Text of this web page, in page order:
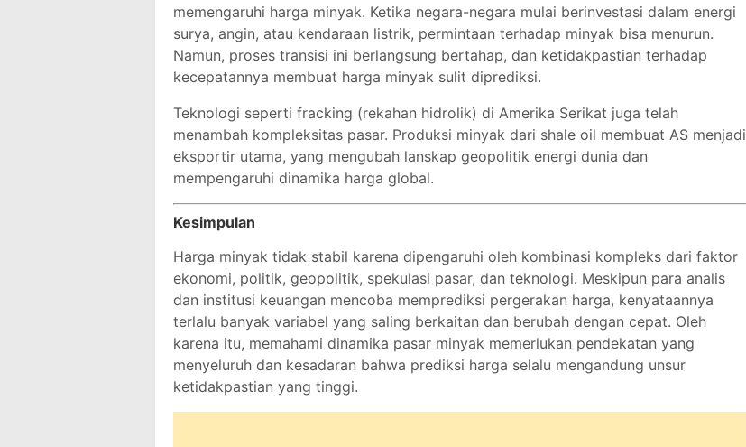
memengaruhi harga minyak. Ketika negara-negara mulai berinvestasi dalam energi
surya, angin, atau kendaraan listrik, permintaan terhadap minyak bisa menurun.
Namun, proses transisi ini berlangsung bertahap, dan ketidakpastian terhadap
kecepatannya membuat harga minyak sulit diprediksi.
Teknologi seperti fracking (rekahan hidrolik) di Amerika Serikat juga telah
menambah kompleksitas pasar. Produksi minyak dari shale oil membuat AS menjadi
eksportir utama, yang mengubah lanskap geopolitik energi dunia dan
mempengaruhi dinamika harga global.
Kesimpulan
Harga minyak tidak stabil karena dipengaruhi oleh kombinasi kompleks dari faktor
ekonomi, politik, geopolitik, spekulasi pasar, dan teknologi. Meskipun para analis
dan institusi keuangan mencoba memprediksi pergerakan harga, kenyataannya
terlalu banyak variabel yang saling berkaitan dan berubah dengan cepat. Oleh
karena itu, memahami dinamika pasar minyak memerlukan pendekatan yang
menyeluruh dan kesadaran bahwa prediksi harga selalu mengandung unsur
ketidakpastian yang tinggi.